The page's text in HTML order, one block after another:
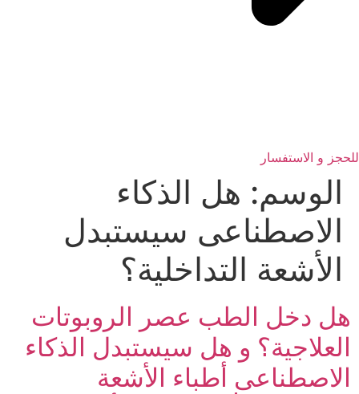
للحجز و الاستفسار
الوسم: هل الذكاء
الاصطناعى سيستبدل
الأشعة التداخلية؟
هل دخل الطب عصر الروبوتات
العلاجية؟ و هل سيستبدل الذكاء
الاصطناعى أطباء الأشعة